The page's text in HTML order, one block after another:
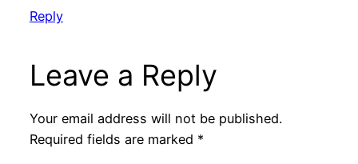
Reply
Leave a Reply
Your email address will not be published.
Required fields are marked *